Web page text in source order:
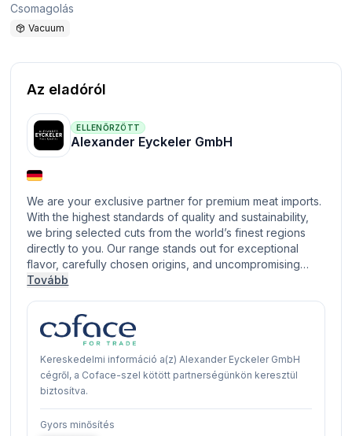
Csomagolás
Vacuum
Az eladóról
ELLENŐRZÖTT
Alexander Eyckeler GmbH
We are your exclusive partner for premium meat imports.
With the highest standards of quality and sustainability,
we bring selected cuts from the world’s finest regions
directly to you. Our range stands out for exceptional
flavor, carefully chosen origins, and uncompromising…
Tovább
Kereskedelmi információ a(z) Alexander Eyckeler GmbH
cégről, a Coface-szel kötött partnerségünkön keresztül
biztosítva.
Gyors minősítés